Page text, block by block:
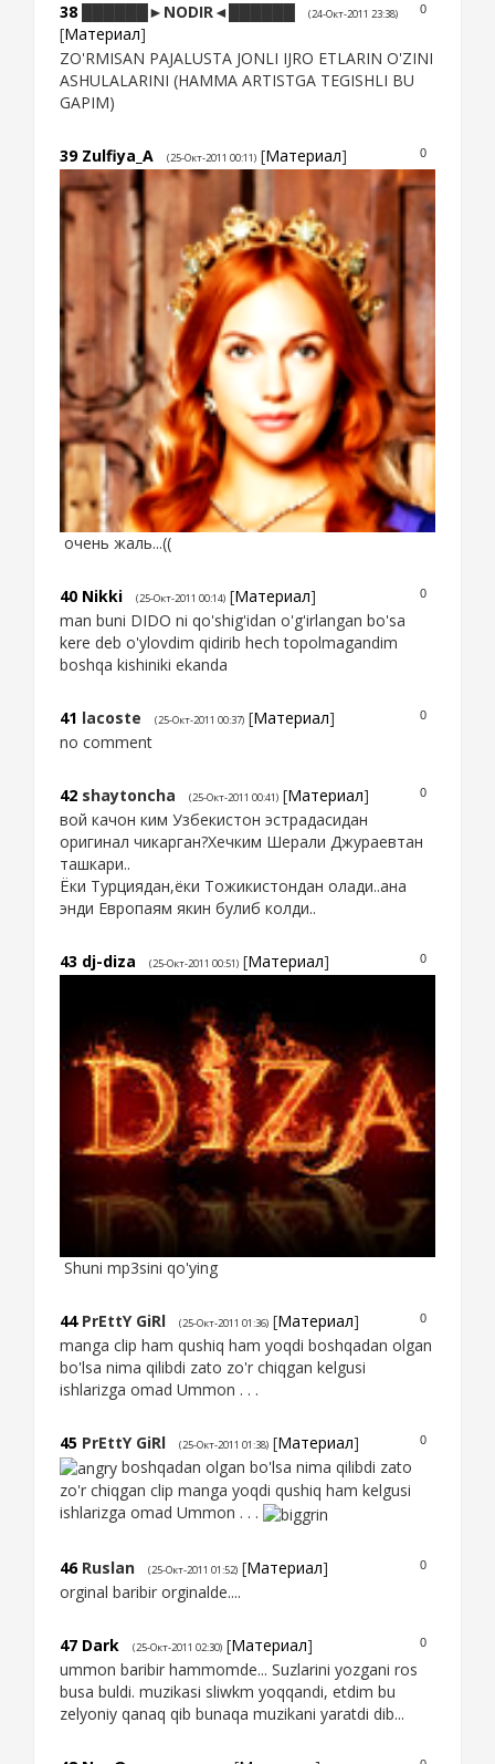
0
38 ██████►NODIR◄██████ (24-Окт-2011 23:38)
[Материал]
ZO'RMISAN PAJALUSTA JONLI IJRO ETLARIN O'ZINI
ASHULALARINI (HAMMA ARTISTGA TEGISHLI BU
GAPIM)
0
39 Zulfiya_A (25-Окт-2011 00:11) [Материал]
очень жаль...((
0
40 Nikki (25-Окт-2011 00:14) [Материал]
man buni DIDO ni qo'shig'idan o'g'irlangan bo'sa
kere deb o'ylovdim qidirib hech topolmagandim
boshqa kishiniki ekanda
0
41 lacoste (25-Окт-2011 00:37) [Материал]
no comment
0
42 shaytoncha (25-Окт-2011 00:41) [Материал]
вой качон ким Узбекистон эстрадасидан
оригинал чикарган?Хечким Шерали Джураевтан
ташкари..
Ёки Турциядан,ёки Тожикистондан олади..ана
энди Европаям якин булиб колди..
0
43 dj-diza (25-Окт-2011 00:51) [Материал]
Shuni mp3sini qo'ying
0
44 PrEttY GiRl (25-Окт-2011 01:36) [Материал]
manga clip ham qushiq ham yoqdi boshqadan olgan
bo'lsa nima qilibdi zato zo'r chiqgan kelgusi
ishlarizga omad Ummon . . .
0
45 PrEttY GiRl (25-Окт-2011 01:38) [Материал]
boshqadan olgan bo'lsa nima qilibdi zato
zo'r chiqgan clip manga yoqdi qushiq ham kelgusi
ishlarizga omad Ummon . . .
0
46 Ruslan (25-Окт-2011 01:52) [Материал]
orginal baribir orginalde....
0
47 Dark (25-Окт-2011 02:30) [Материал]
ummon baribir hammomde... Suzlarini yozgani ros
busa buldi. muzikasi sliwkm yoqqandi, etdim bu
zelyoniy qanaq qib bunaqa muzikani yaratdi dib...